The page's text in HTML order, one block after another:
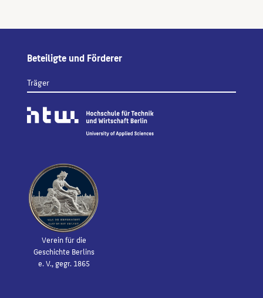
Beteiligte und Förderer
Träger
Verein für die
Geschichte Berlins
e. V., gegr. 1865